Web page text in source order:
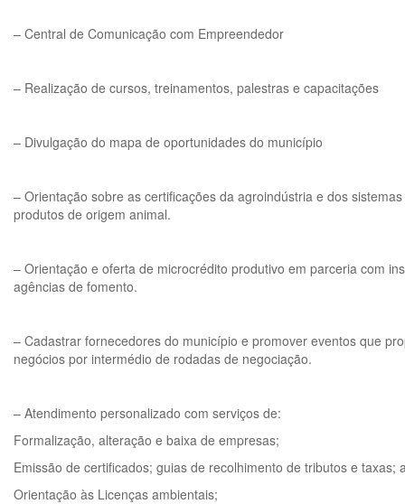
– Central de Comunicação com Empreendedor
– Realização de cursos, treinamentos, palestras e capacitações
– Divulgação do mapa de oportunidades do município
– Orientação sobre as certificações da agroindústria e dos
produtos de origem animal.
– Orientação e oferta de microcrédito produtivo em parceria com
agências de fomento.
– Cadastrar fornecedores do município e promover eventos que
negócios por intermédio de rodadas de negociação.
– Atendimento personalizado com serviços de:
Formalização, alteração e baixa de empresas;
Emissão de certificados; guias de recolhimento de tributos e taxas;
Orientação às Licenças ambientais;